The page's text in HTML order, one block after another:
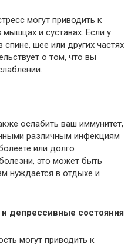
могут приводить к
и суставах. Если у
шее или других частях
о том, что вы
ослабить ваш иммунитет,
различным инфекциям
или долго
это может быть
нуждается в отдыхе и
депрессивные состояния
могут приводить к